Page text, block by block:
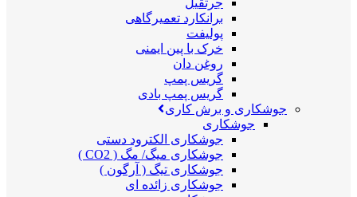
جرثقیل
برانکارد تعمیرگاهی
پولیفت
خرک با پین ایمنی
روغن دان
گریس پمپ
گریس پمپ بادی
جوشکاری و برش کاری
جوشکاری
جوشکاری الکترود دستی
جوشکاری میگ/ مگ ( CO2 )
جوشکاری تیگ ( آرگون )
جوشکاری زائده ای